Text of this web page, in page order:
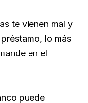
te vienen mal y
lo más
en el
puede